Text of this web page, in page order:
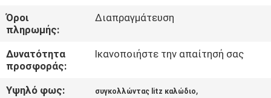
ΜΕ
ΕΙΔΉΣΕΙΣ
ΖΗΤΉΣΤΕ
Όροι
πληρωμής:
Διαπραγμάτευση
Δυνατότητα
προσφοράς:
Ικανοποιήστε την απαίτησή σας
Υψηλό φως: συγκολλώντας litz καλώδιο,